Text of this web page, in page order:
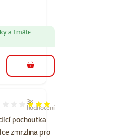
a 1 máte
do košíku
pochoutka
zmrzlina pro
60%, počet hodnocení: 3
3×
hodnocení